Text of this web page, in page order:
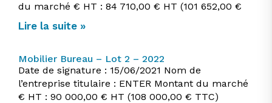
du marché € HT : 84 710,00 € HT (101 652,00 €
Lire la suite »
Mobilier Bureau – Lot 2 – 2022
Date de signature : 15/06/2021 Nom de
l’entreprise titulaire : ENTER Montant du marché
€ HT : 90 000,00 € HT (108 000,00 € TTC)